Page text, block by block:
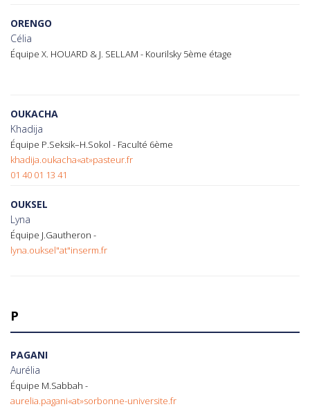
ORENGO
Célia
Équipe X. HOUARD & J. SELLAM - Kourilsky 5ème étage
OUKACHA
Khadija
Équipe P.Seksik–H.Sokol - Faculté 6ème
khadija.oukacha«at»pasteur.fr
01 40 01 13 41
OUKSEL
Lyna
Équipe J.Gautheron -
lyna.ouksel"at"inserm.fr
P
PAGANI
Aurélia
Équipe M.Sabbah -
aurelia.pagani«at»sorbonne-universite.fr